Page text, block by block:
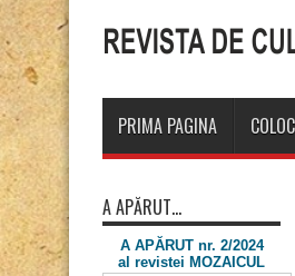
PRIMA PAGINA
A APĂRUT…
A APĂRUT nr. 2/2024
al revistei MOZAICUL